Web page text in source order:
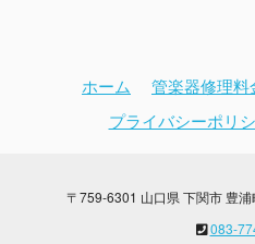
ホーム 管楽器修理料
プライバシーポリ
〒759-6301 山口県 下関市 豊
083-